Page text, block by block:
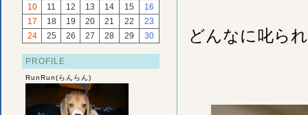
10
11 12 13 14 15
16
17
18 19 20 21 22
23
24
25 26 27 28 29 30
PROFILE
RunRun(らんらん)
どんなに叱ら